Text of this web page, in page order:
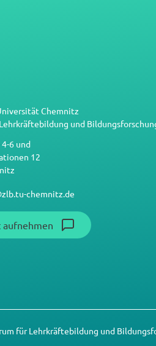
Chemnitz
und
6 und
12
zlb.tu-chemnitz.de
aufnehmen
für Lehrkräftebildung und